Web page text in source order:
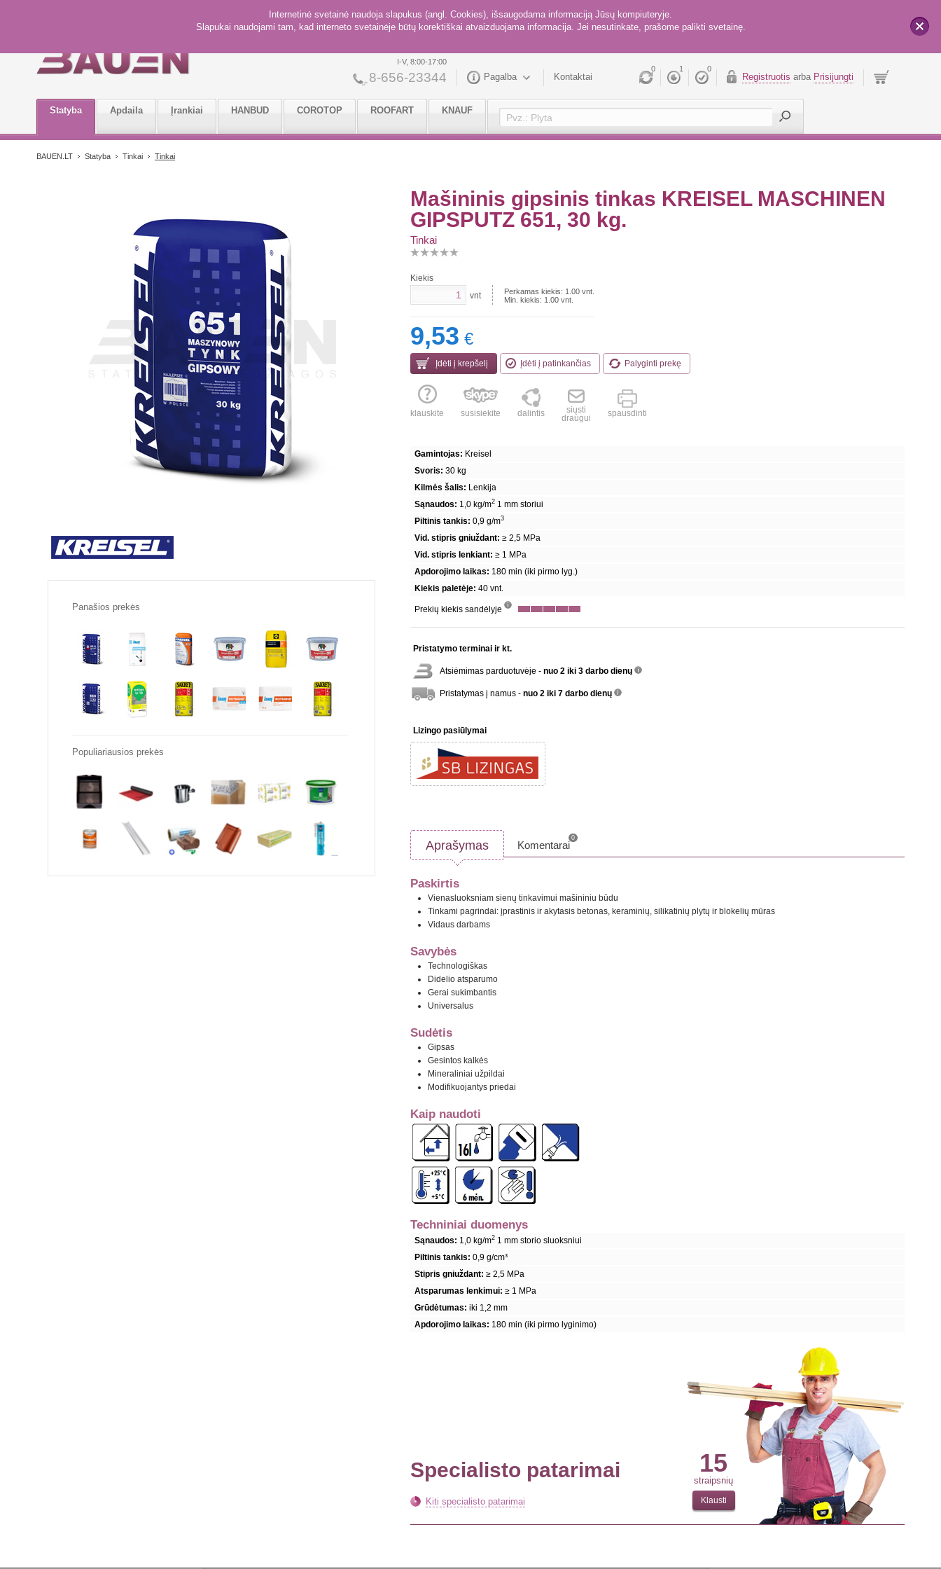
Internetinė svetainė naudoja slapukus (angl. Cookies), išsaugodama informaciją Jūsų kompiuteryje.
Slapukai naudojami tam, kad interneto svetainėje būtų korektiškai atvaizduojama informacija. Jei nesutinkate, prašome palikti svetainę.
0 1 0
Registruotis arba Prisijungti
I-V, 8:00-17:00
8-656-23344 Pagalba Kontaktai
Statyba Apdaila Įrankiai HANBUD COROTOP ROOFART KNAUF
BAUEN.LT Statyba Tinkai Tinkai
Mašininis gipsinis tinkas KREISEL MASCHINEN
GIPSPUTZ 651, 30 kg.
Tinkai
Kiekis
vnt
Perkamas kiekis: 1.00 vnt.
Min. kiekis: 1.00 vnt.
9,53 €
Įdėti į krepšelį Įdėti į patinkančias Palyginti prekę
klauskite susisiekite dalintis
siųsti
draugui
spausdinti
Gamintojas: Kreisel
Svoris: 30 kg
Kilmės šalis: Lenkija
Sąnaudos: 1,0 kg/m2 1 mm storiui
Piltinis tankis: 0,9 g/m3
Vid. stipris gniuždant: ≥ 2,5 MPa
Vid. stipris lenkiant: ≥ 1 MPa
Apdorojimo laikas: 180 min (iki pirmo lyg.)
Kiekis paletėje: 40 vnt.
Prekių kiekis sandėlyje
Pristatymo terminai ir kt.
Atsiėmimas parduotuvėje - nuo 2 iki 3 darbo dienų
Pristatymas į namus - nuo 2 iki 7 darbo dienų
Lizingo pasiūlymai
Aprašymas Komentarai
0
Paskirtis
Vienasluoksniam sienų tinkavimui mašininiu būdu
Tinkami pagrindai: įprastinis ir akytasis betonas, keraminių, silikatinių plytų ir blokelių mūras
Vidaus darbams
Savybės
Technologiškas
Didelio atsparumo
Gerai sukimbantis
Universalus
Sudėtis
Gipsas
Gesintos kalkės
Mineraliniai užpildai
Modifikuojantys priedai
Kaip naudoti
Techniniai duomenys
Sąnaudos: 1,0 kg/m2 1 mm storio sluoksniui
Piltinis tankis: 0,9 g/cm³
Stipris gniuždant: ≥ 2,5 MPa
Atsparumas lenkimui: ≥ 1 MPa
Grūdėtumas: iki 1,2 mm
Apdorojimo laikas: 180 min (iki pirmo lyginimo)
Specialisto patarimai
Kiti specialisto patarimai
15
straipsnių
Klausti
Panašios prekės
Populiariausios prekės